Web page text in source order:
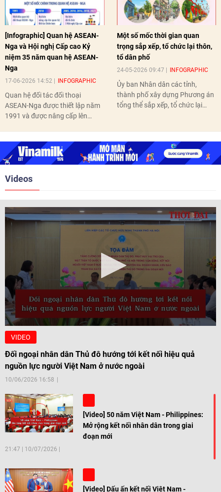
[Infographic] Quan hệ ASEAN-
Nga và Hội nghị Cấp cao Kỷ
niệm 35 năm quan hệ ASEAN-
Nga
17-06-2026 14:52 INFOGRAPHIC
Quan hệ đối tác đối thoại
ASEAN-Nga được thiết lập năm
1991 và được nâng cấp lên
nghị Cấp cao vào các năm 2005,
2010, 2016, 2018, 2021.
Một số mốc thời gian quan
trọng sắp xếp, tổ chức lại thôn,
tổ dân phố
24-05-2026 09:47 INFOGRAPHIC
Ủy ban Nhân dân các tỉnh,
thành phố xây dựng Phương án
tổng thể sắp xếp, tổ chức lại
Videos
VIDEO
Đối ngoại nhân dân Thủ đô hướng tới kết nối hiệu quả
nguồn lực người Việt Nam ở nước ngoài
10/06/2026 16:58
[Video] 50 năm Việt Nam - Philippines:
Mở rộng kết nối nhân dân trong giai
đoạn mới
21:47 10/07/2026
[Video] Dấu ấn kết nối Việt Nam -